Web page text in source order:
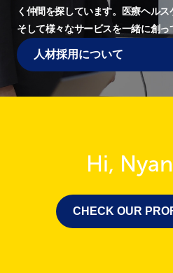
く仲間を探しています。
医療ヘルス
そして様々なサービスを一緒に創っ
人材採用について
Hi,
CHECK OUR